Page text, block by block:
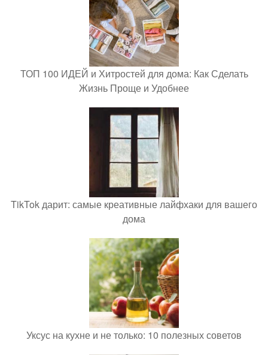
ТОП 100 ИДЕЙ и Хитростей для дома: Как Сделать
Жизнь Проще и Удобнее
TikTok дарит: самые креативные лайфхаки для вашего
дома
Уксус на кухне и не только: 10 полезных советов